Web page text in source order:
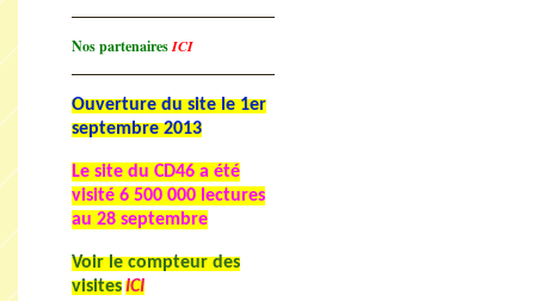
Nos partenairesICI
Ouverture du site le 1er
septembre 2013
Le site du CD46 a été
visité 6 500 000 lectures
au 28 septembre
Voir le compteur des
visitesICI